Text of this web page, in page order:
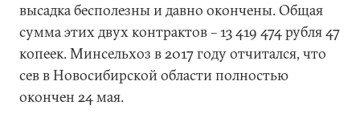
высадка бесполезны и давно окончены. Общая
сумма этих двух контрактов – 13 419 474 рубля 47
копеек. Минсельхоз в 2017 году отчитался, что
сев в Новосибирской области полностью
окончен 24 мая.